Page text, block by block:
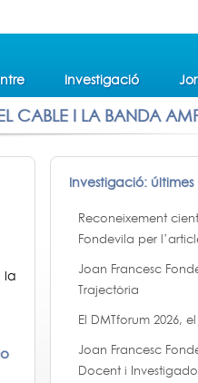
Investigació
CABLE I LA BANDA
la
Investigació:
Reconeixement
Fondevila per
Joan Francesc
Trajectòria
El DMTforum 2026,
Joan Francesc
Docent i